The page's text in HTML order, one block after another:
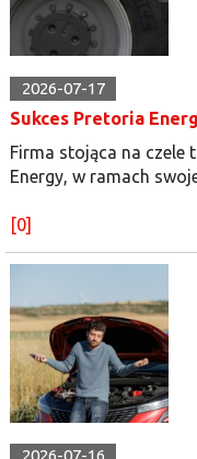
2026-07-17
Sukces Pretoria
Firma stojąca na czele
Energy, w ramach
[0]
2026-07-16